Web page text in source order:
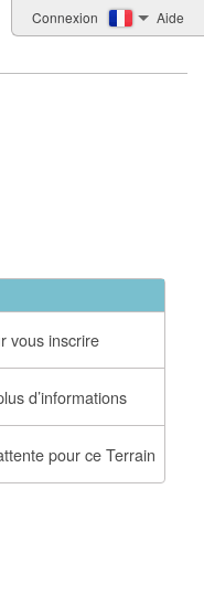
Connexion Aide
vous inscrire
d’informations
pour ce Terrain